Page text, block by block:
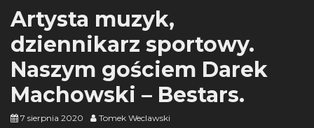
Artysta muzyk,
dziennikarz sportowy.
Naszym gościem Darek
Machowski – Bestars.
7 sierpnia 2020 Tomek Weclawski